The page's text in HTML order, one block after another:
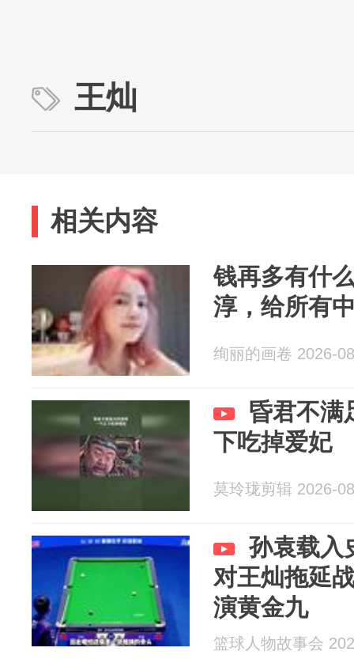
王灿
相关内容
钱再多有什
淳，给所有
绚丽的画卷 2026-
昏君不满
下吃掉爱妃
莫玲珑剪辑 2026-
孙袁载入
对王灿拖延
演黄金九
篮球人物故事会